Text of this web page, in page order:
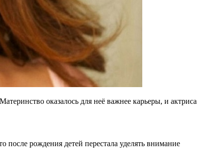
оказалось для неё важнее карьеры, и актриса
рождения детей перестала уделять внимание